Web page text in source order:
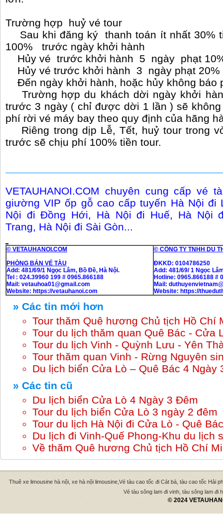
Trường hợp huỷ vé tour
Sau khi đăng ký thanh toán ít nhất 30%
100% trước ngày khởi hành
Hủy vé trước khởi hành 5 ngày phạt
Hủy vé trước khởi hành 3 ngày phạt 20%
Đến ngày khởi hành, hoặc hủy không báo
Trường hợp du khách dời ngày khởi
trước 3 ngày ( chỉ được dời 1 lần ) sẽ
phí rời vé máy bay theo quy định của hãng
Riêng trong dịp Lễ, Tết, huỷ tour trong
trước sẽ chịu phí 100% tiền tour.
VETAUHANOI.COM chuyên cung cấp vé
giường VIP ốp gỗ cao cấp tuyến Hà Nội đi
Nội đi Đồng Hới, Hà Nội đi Huế, Hà Nội
Trang, Hà Nội đi Sài Gòn...
© VETAUHANOI.COM
PHÒNG BÁN VÉ TÀU
Add: 481/69/1 Ngọc Lâm, Bồ Đề, Hà Nội.
Tel : 024.39960 199 # 0965.866188
Mail: vetauhoa01@gmail.com
Website: https://vetauhanoi.com
© CÔNG TY TNHH DU
ĐKKD: 0104786250
Add: 481/69/ 1 Ngọc
Hotline: 0965.866188 #
Mail:
Website: https://
» Các tin mới hơn
Tour thăm Quê hương Chủ tịch Hồ Chí
Tour du lịch thăm quan Quê Bác - Cửa
Tour du lịch Vinh - Quỳnh Lưu - Yên
Tour thăm quan Vinh - Rừng Nguyên
Du lịch biển Cửa Lò – Quê Bác 4 Ngày
» Các tin cũ
Du lịch biển Cửa Lò 4 Ngày 3 Đêm
Tour du lịch biển Cửa Lò 3 ngày 2 đêm
Tour du lịch Hà Nội đi Cửa Lò - Quê
Du lịch đi Vinh-Quế Phong-Khu du lịch
Về thăm Quê hương Chủ tịch Hồ Chí
Thuê xe limousine hà nội, xe hà nội limousine,Vé tàu cao tốc đi Cát bà, tàu cao tốc Hải
Vé tàu sông lam đi vinh, tàu sông lam đi
© 2024